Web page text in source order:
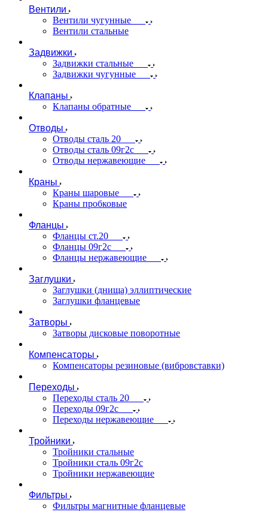
Вентили
Вентили чугунные
Вентили стальные
Задвижки
Задвижки стальные
Задвижки чугунные
Клапаны
Клапаны обратные
Отводы
Отводы сталь 20
Отводы сталь 09г2с
Отводы нержавеющие
Краны
Краны шаровые
Краны пробковые
Фланцы
Фланцы ст.20
Фланцы 09г2с
Фланцы нержавеющие
Заглушки
Заглушки (днища) эллиптические
Заглушки фланцевые
Затворы
Затворы дисковые поворотные
Компенсаторы
Компенсаторы резиновые (вибровставки)
Переходы
Переходы сталь 20
Переходы 09г2с
Переходы нержавеющие
Тройники
Тройники стальные
Тройники сталь 09г2с
Тройники нержавеющие
Фильтры
Фильтры магнитные фланцевые